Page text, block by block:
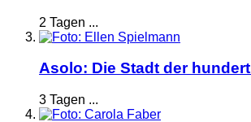
2 Tagen ...
Asolo: Die Stadt der
3 Tagen ...